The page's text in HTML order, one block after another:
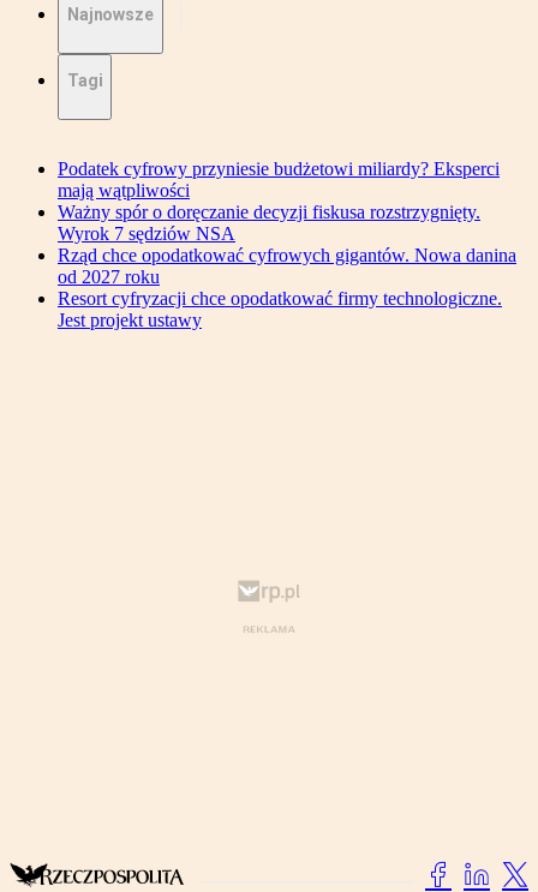
Najnowsze
Tagi
Podatek cyfrowy przyniesie budżetowi miliardy? Eksperci
mają wątpliwości
Ważny spór o doręczanie decyzji fiskusa rozstrzygnięty.
Wyrok 7 sędziów NSA
Rząd chce opodatkować cyfrowych gigantów. Nowa danina
od 2027 roku
Resort cyfryzacji chce opodatkować firmy technologiczne.
Jest projekt ustawy